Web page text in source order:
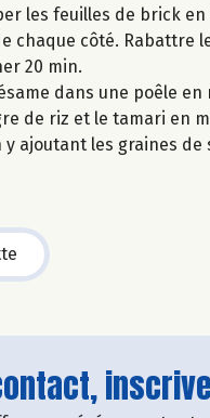
les feuilles de brick
chaque côté.
20 min.
dans une poêle
de riz et le tamari en
ajoutant les graines